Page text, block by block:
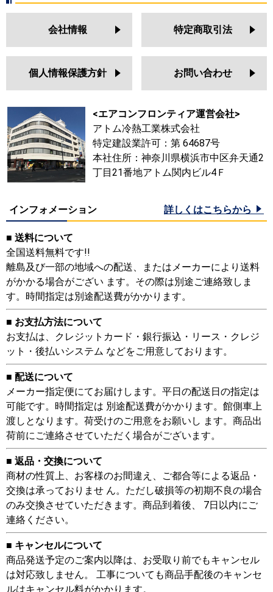
会社情報 特定商取引法
個人情報保護方針 お問い合わせ
<エアコンフロンティア運営会社>
アトム冷熱工業株式会社
特定建設業許可：第 64687号
本社住所：神奈川県横浜市中区弁天通2
丁目21番地アトム関内ビル4Ｆ
インフォメーション 詳しくはこちらから
■ 送料について
全国送料無料です!!
離島及び一部の地域への配送、またはメーカーにより送料
がかかる場合がござい ます。その際は別途ご連絡致しま
す。時間指定は別途配送費がかかります。
■ お支払方法について
お支払は、クレジットカード・銀行振込・リース・クレジ
ット・後払いシステム などをご用意しております。
■ 配送について
メーカー指定便にてお届けします。平日の配送日の指定は
可能です。時間指定は 別途配送費がかかります。館側車上
渡しとなります。荷受けのご用意をお願いし ます。商品出
荷前にご連絡させていただく場合がございます。
■ 返品・交換について
商材の性質上、お客様のお間違え、ご都合等による返品・
交換は承っておりませ ん。ただし破損等の初期不良の場合
のみ交換させていただきます。商品到着後、 7日以内にご
連絡ください。
■ キャンセルについて
商品発送予定のご案内以降は、お受取り前でもキャンセル
は対応致しません。 工事についても商品手配後のキャンセ
ルはキャンセル料がかかります。